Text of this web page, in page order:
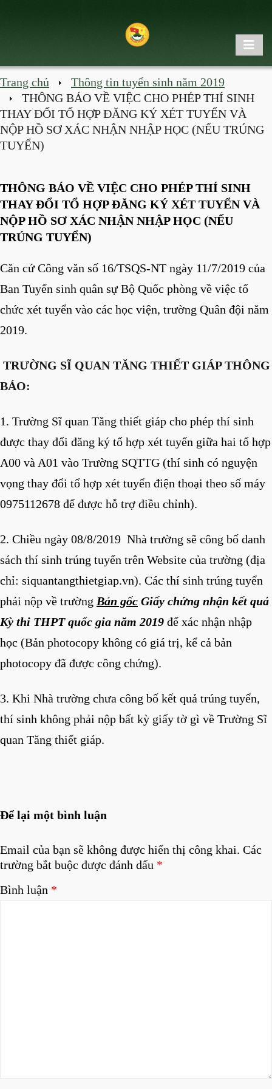
Trang chủ
Thông tin tuyển sinh năm 2019
THÔNG BÁO VỀ VIỆC CHO PHÉP THÍ SINH
THAY ĐỔI TỔ HỢP ĐĂNG KÝ XÉT TUYỂN VÀ
NỘP HỒ SƠ XÁC NHẬN NHẬP HỌC (NẾU TRÚNG
TUYỂN)
THÔNG BÁO VỀ VIỆC CHO PHÉP THÍ SINH
THAY ĐỔI TỔ HỢP ĐĂNG KÝ XÉT TUYỂN VÀ
NỘP HỒ SƠ XÁC NHẬN NHẬP HỌC (NẾU
TRÚNG TUYỂN)
Căn cứ Công văn số 16/TSQS-NT ngày 11/7/2019 của
Ban Tuyển sinh quân sự Bộ Quốc phòng về việc tổ
chức xét tuyển vào các học viện, trường Quân đội năm
2019.
TRƯỜNG SĨ QUAN TĂNG THIẾT GIÁP THÔNG
BÁO:
1. Trường Sĩ quan Tăng thiết giáp cho phép thí sinh
được thay đổi đăng ký tổ hợp xét tuyển giữa hai tổ hợp
A00 và A01 vào Trường SQTTG (thí sinh có nguyện
vọng thay đổi tổ hợp xét tuyển điện thoại theo số máy
0975112678 để được hỗ trợ điều chỉnh).
2. Chiều ngày 08/8/2019 Nhà trường sẽ công bố danh
sách thí sinh trúng tuyển trên Website của trường (địa
chỉ: siquantangthietgiap.vn). Các thí sinh trúng tuyển
phải nộp về trường Bản gốc Giấy chứng nhận kết quả
Kỳ thi THPT quốc gia năm 2019 để xác nhận nhập
học (Bản photocopy không có giá trị, kể cả bản
photocopy đã được công chứng).
3. Khi Nhà trường chưa công bố kết quả trúng tuyển,
thí sinh không phải nộp bất kỳ giấy tờ gì về Trường Sĩ
quan Tăng thiết giáp.
Để lại một bình luận
Email của bạn sẽ không được hiển thị công khai. Các
trường bắt buộc được đánh dấu *
Bình luận *